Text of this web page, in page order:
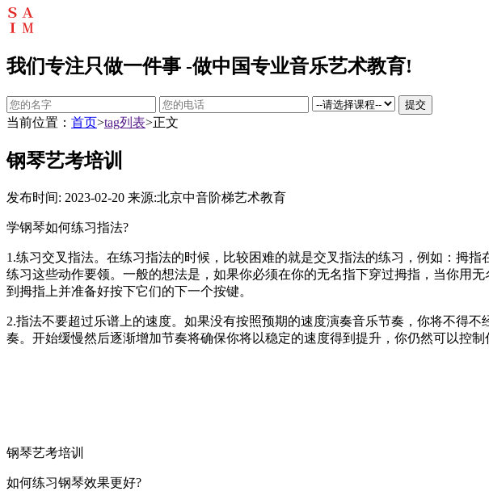
我们专注只做一件事 -做中国专业音乐艺术教育!
提交
当前位置： 首页>tag列表>正文
钢琴艺考培训
发布时间: 2023-02-20 来源:北京中音阶梯艺术教育
学钢琴如何练习指法?
1.练习交叉指法。在练习指法的时候，比较困难的就是交叉指法的练习，例如：拇
练习这些动作要领。一般的想法是，如果你必须在你的无名指下穿过拇指，当你用
到拇指上并准备好按下它们的下一个按键。
2.指法不要超过乐谱上的速度。如果没有按照预期的速度演奏音乐节奏，你将不得
奏。开始缓慢然后逐渐增加节奏将确保你将以稳定的速度得到提升，你仍然可以控制
钢琴艺考培训
如何练习钢琴效果更好?